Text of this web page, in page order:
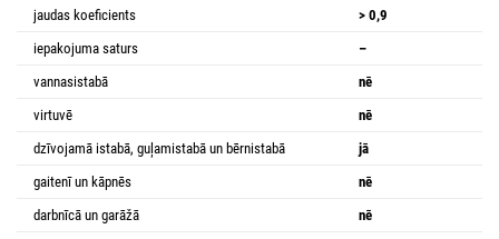
jaudas koeficients
> 0,9
iepakojuma saturs
–
vannasistabā
nē
virtuvē
nē
dzīvojamā istabā, guļamistabā un bērnistabā
jā
gaitenī un kāpnēs
nē
darbnīcā un garāžā
nē